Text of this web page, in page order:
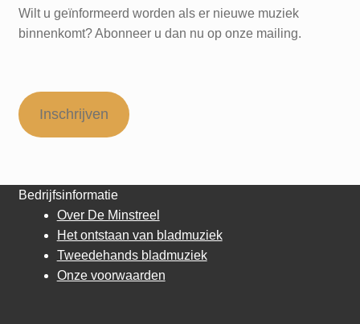
Wilt u geïnformeerd worden als er nieuwe muziek
binnenkomt? Abonneer u dan nu op onze mailing.
Inschrijven
Bedrijfsinformatie
Over De Minstreel
Het ontstaan van bladmuziek
Tweedehands bladmuziek
Onze voorwaarden